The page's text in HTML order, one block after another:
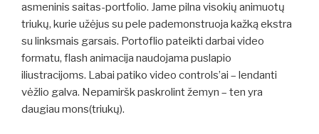
asmeninis saitas-portfolio. Jame pilna visokių animuotų
triukų, kurie užėjus su pele pademonstruoja kažką ekstra
su linksmais garsais. Portoflio pateikti darbai video
formatu, flash animacija naudojama puslapio
iliustracijoms. Labai patiko video controls’ai – lendanti
vėžlio galva. Nepamiršk paskrolint žemyn – ten yra
daugiau mons(triukų).